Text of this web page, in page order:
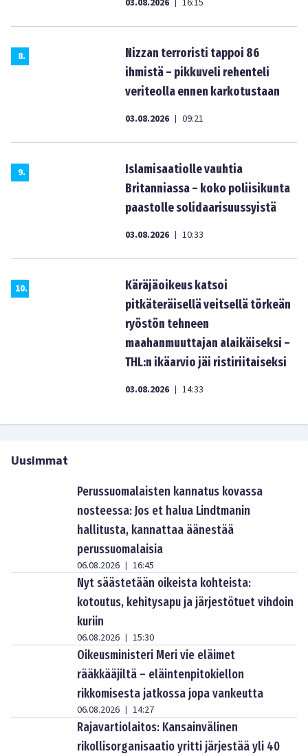
03.08.2026 16:15
8.
Nizzan terroristi tappoi 86
ihmistä – pikkuveli rehenteli
veriteolla ennen karkotustaan
03.08.2026 | 09:21
9.
Islamisaatiolle vauhtia
Britanniassa – koko poliisikunta
paastolle solidaarisuussyistä
03.08.2026 | 10:33
10.
Käräjäoikeus katsoi
pitkäteräisellä veitsellä törkeän
ryöstön tehneen
maahanmuuttajan alaikäiseksi –
THL:n ikäarvio jäi ristiriitaiseksi
03.08.2026 | 14:33
Uusimmat
Perussuomalaisten kannatus kovassa
nosteessa: Jos et halua Lindtmanin
hallitusta, kannattaa äänestää
perussuomalaisia
06.08.2026 | 16:45
Nyt säästetään oikeista kohteista:
kotoutus, kehitysapu ja järjestötuet vihdoin
kuriin
06.08.2026 | 15:30
Oikeusministeri Meri vie eläimet
rääkkääjiltä – eläintenpitokiellon
rikkomisesta jatkossa jopa vankeutta
06.08.2026 | 14:27
Rajavartiolaitos: Kansainvälinen
rikollisorganisaatio yritti järjestää yli 40